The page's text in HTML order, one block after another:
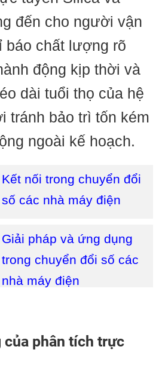
đến cho người vận
báo chất lượng rõ
động kịp thời và
dài tuổi thọ của hệ
tránh bảo trì tốn kém
ngoài kế hoạch.
Kết nối trong chuyển đổi
số các nhà máy điện
Giải pháp và ứng dụng
trong chuyển đổi số các
nhà máy điện
của phân tích trực